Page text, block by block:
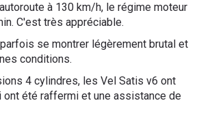
à 130 km/h, le régime moteur
C'est très appréciable.
se montrer légèrement brutal et
conditions.
4 cylindres, les Vel Satis v6 ont
été raffermi et une assistance de